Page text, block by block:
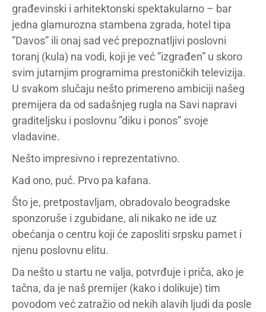
građevinski i arhitektonski spektakularno – bar
jedna glamurozna stambena zgrada, hotel tipa
”Davos” ili onaj sad već prepoznatljivi poslovni
toranj (kula) na vodi, koji je već ”izgrađen” u skoro
svim jutarnjim programima prestoničkih televizija.
U svakom slučaju nešto primereno ambiciji našeg
premijera da od sadašnjeg rugla na Savi napravi
graditeljsku i poslovnu ”diku i ponos” svoje
vladavine.
Nešto impresivno i reprezentativno.
Kad ono, puć. Prvo pa kafana.
Što je, pretpostavljam, obradovalo beogradske
sponzoruše i zgubidane, ali nikako ne ide uz
obećanja o centru koji će zaposliti srpsku pamet i
njenu poslovnu elitu.
Da nešto u startu ne valja, potvrđuje i priča, ako je
tačna, da je naš premijer (kako i dolikuje) tim
povodom već zatražio od nekih alavih ljudi da posle